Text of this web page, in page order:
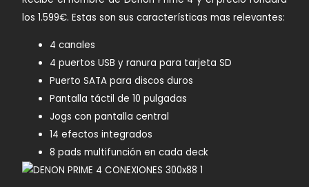
los 1.599€. Estas son sus características mas relevantes:
4 canales
4 puertos USB y ranura para tarjeta SD
Puerto SATA para discos duros
Pantalla táctil de 10 pulgadas
Jogs con pantalla central
14 efectos integrados
8 pads multifunción en cada deck